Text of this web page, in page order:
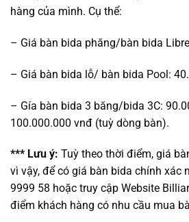
hàng của mình. Cụ thể:
– Giá bàn bida phăng/bàn bida
– Giá bàn bida lỗ/ bàn bida Pool:
– Gía bàn bida 3 băng/bida 3C:
100.000.000 vnđ (tuỳ dòng bàn).
*** Lưu ý: Tuỳ theo thời điểm, giá
vì vậy, để có giá bàn bida chính xác
9999 58 hoặc truy cập Website
điểm khách hàng có nhu cầu mua